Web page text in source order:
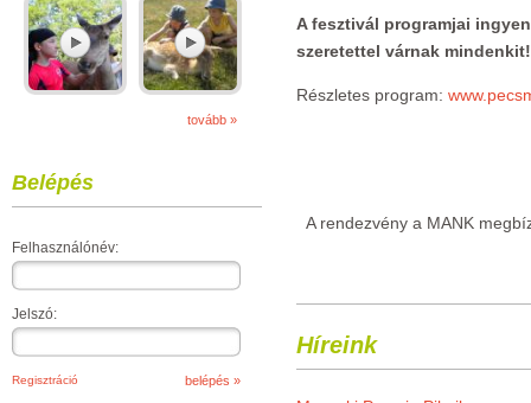
tovább »
Belépés
Felhasználónév:
Jelszó:
Regisztráció
A fesztivál programjai
szeretettel várnak mindenkit!
Részletes program:
A rendezvény a MANK
Híreink